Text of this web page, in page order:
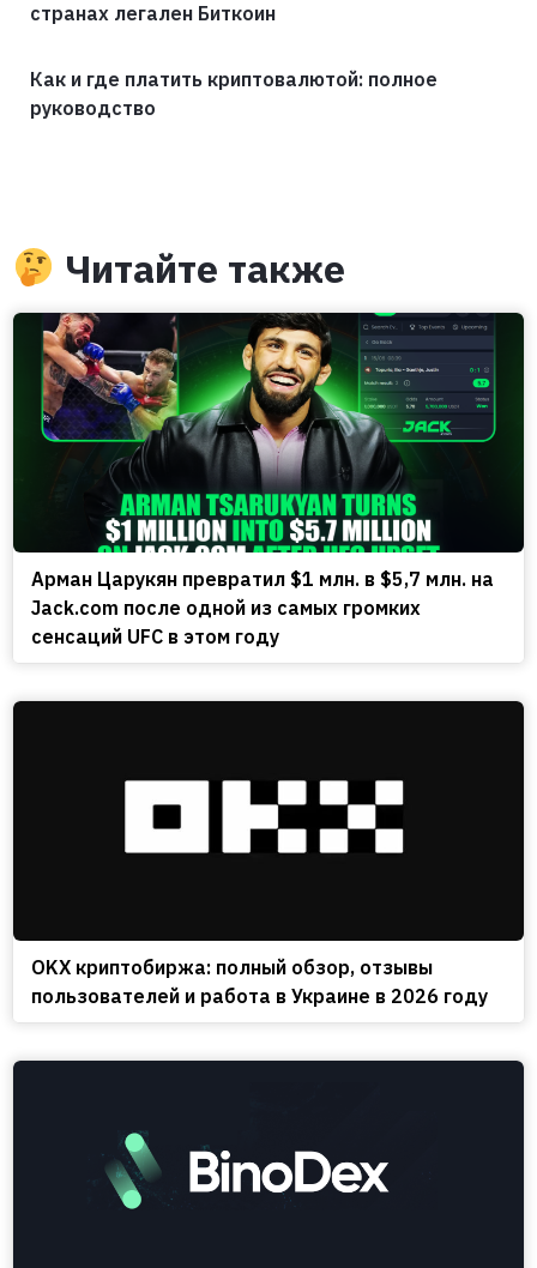
странах легален Биткоин
Как и где платить криптовалютой: полное
руководство
Читайте также
Арман Царукян превратил $1 млн. в $5,7 млн. на
Jack.com после одной из самых громких
сенсаций UFC в этом году
OKX криптобиржа: полный обзор, отзывы
пользователей и работа в Украине в 2026 году